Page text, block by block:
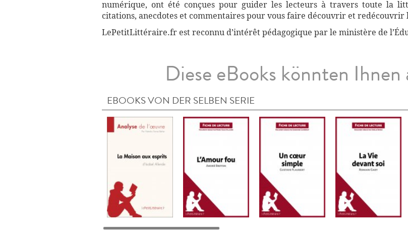
numérique, ont été conçues pour guider les lecteurs à travers toute la
citations, anecdotes et commentaires pour vous faire découvrir et
LePetitLittéraire.fr est reconnu d’intérêt pédagogique par le ministère de
Diese eBooks könnten Ihnen
EBOOKS VON DER SELBEN SERIE